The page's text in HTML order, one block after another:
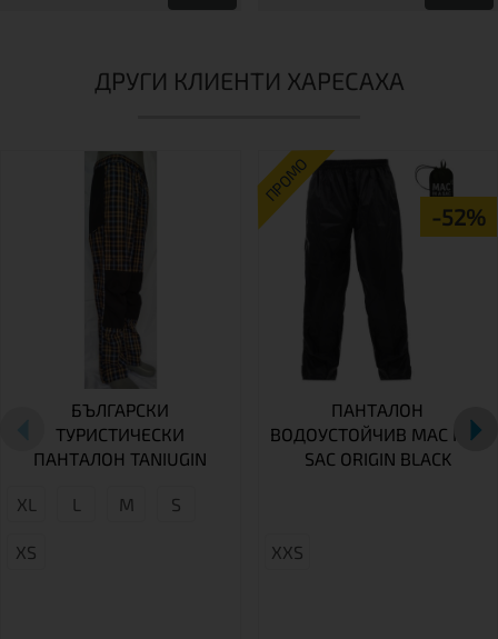
ДРУГИ КЛИЕНТИ ХАРЕСАХА
БЪЛГАРСКИ
ТУРИСТИЧЕСКИ
ПАНТАЛОН TANIUGIN
XL L М S
XS
ПРОМО
-52%
ПАНТАЛОН
ВОДОУСТОЙЧИВ MAC IN A
SAC ORIGIN BLACK
XXS